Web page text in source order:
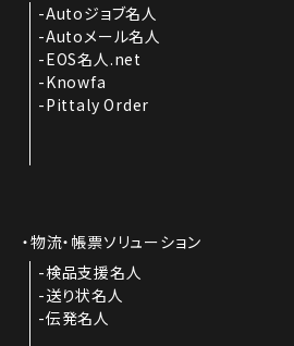
Autoジョブ名人
Autoメール名人
EOS名人.net
Knowfa
Pittaly Order
物流・帳票ソリューション
検品支援名人
送り状名人
伝発名人